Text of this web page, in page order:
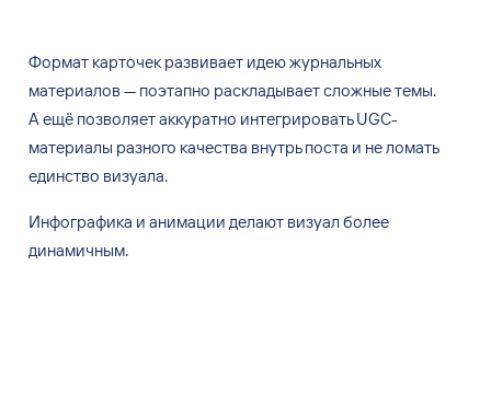
Формат карточек развивает идею журнальных
материалов —поэтапно раскладывает сложные темы.
Аещё позволяет аккуратно интегрировать UGC-
материалы разного качества внутрь поста и неломать
единство визуала.
Инфографика и анимации делают визуал более
динамичным.